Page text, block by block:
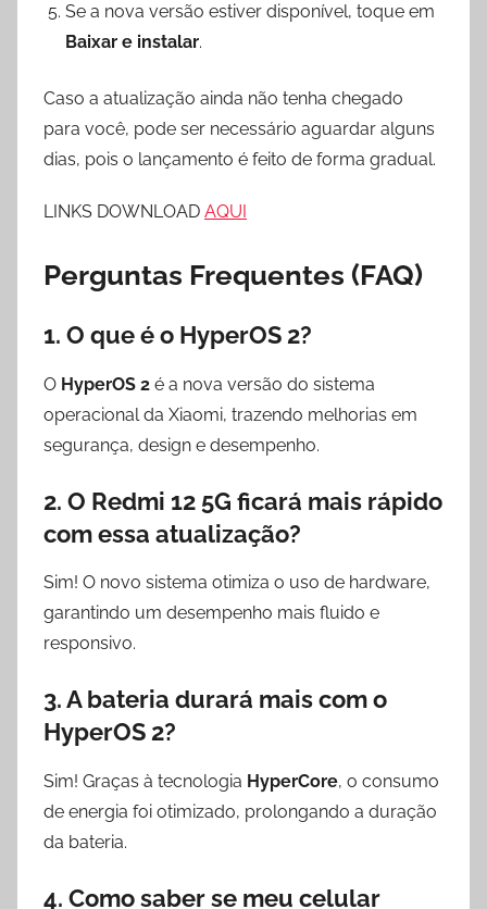
Se a nova versão estiver disponível, toque em
Baixar e instalar.
Caso a atualização ainda não tenha chegado
para você, pode ser necessário aguardar alguns
dias, pois o lançamento é feito de forma gradual.
LINKS DOWNLOAD AQUI
Perguntas Frequentes (FAQ)
1. O que é o HyperOS 2?
O HyperOS 2 é a nova versão do sistema
operacional da Xiaomi, trazendo melhorias em
segurança, design e desempenho.
2. O Redmi 12 5G ficará mais rápido
com essa atualização?
Sim! O novo sistema otimiza o uso de hardware,
garantindo um desempenho mais fluido e
responsivo.
3. A bateria durará mais com o
HyperOS 2?
Sim! Graças à tecnologia HyperCore, o consumo
de energia foi otimizado, prolongando a duração
da bateria.
4. Como saber se meu celular